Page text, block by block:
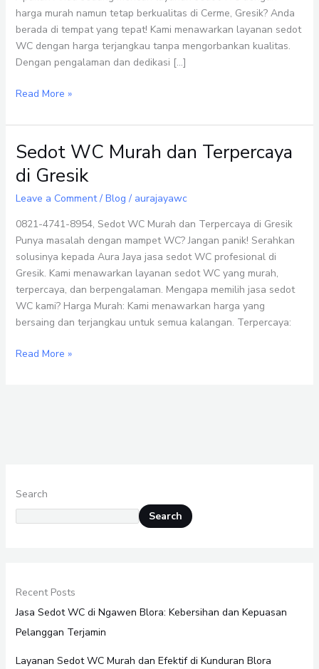
harga murah namun tetap berkualitas di Cerme, Gresik? Anda
berada di tempat yang tepat! Kami menawarkan layanan sedot
WC dengan harga terjangkau tanpa mengorbankan kualitas.
Dengan pengalaman dan dedikasi […]
Kualitas
Terjamin
Read More »
Sedot WC Murah dan Terpercaya
di Gresik
Leave a Comment / Blog / aurajayawc
0821-4741-8954, Sedot WC Murah dan Terpercaya di Gresik
Punya masalah dengan mampet WC? Jangan panik! Serahkan
solusinya kepada Aura Jaya jasa sedot WC profesional di
Gresik. Kami menawarkan layanan sedot WC yang murah,
terpercaya, dan berpengalaman. Mengapa memilih jasa sedot
WC kami? Harga Murah: Kami menawarkan harga yang
bersaing dan terjangkau untuk semua kalangan. Terpercaya:
Sedot
Murah
dan
di
Gresik
Read More »
Search
Search
Recent Posts
Jasa Sedot WC di Ngawen Blora: Kebersihan dan Kepuasan
Pelanggan Terjamin
Layanan Sedot WC Murah dan Efektif di Kunduran Blora